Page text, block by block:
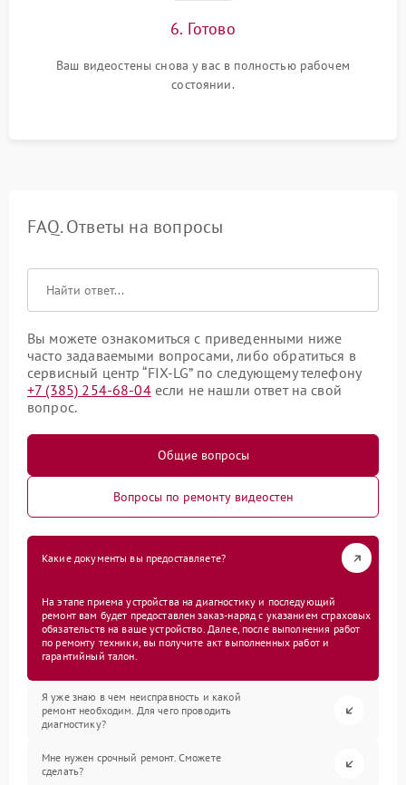
6. Готово
Ваш видеостены снова у вас в полностью рабочем
состоянии.
FAQ. Ответы на вопросы
Вы можете ознакомиться с приведенными ниже
часто задаваемыми вопросами, либо обратиться в
сервисный центр “FIX-LG” по следующему телефону
+7 (385) 254-68-04если не нашли ответ на свой
вопрос.
Общие вопросы
Вопросы по ремонту видеостен
Какие документы вы предоставляете?
На этапе приема устройства на диагностику и последующий
ремонт вам будет предоставлен заказ-наряд с указанием страховых
обязательств на ваше устройство. Далее, после выполнения работ
по ремонту техники, вы получите акт выполненных работ и
гарантийный талон.
Я уже знаю в чем неисправность и какой
ремонт необходим. Для чего проводить
диагностику?
Мне нужен срочный ремонт. Сможете
сделать?